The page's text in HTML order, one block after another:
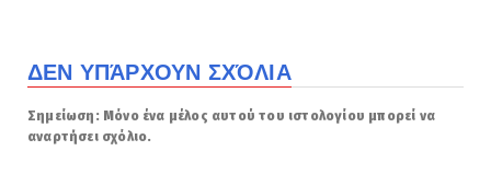
ΔΕΝ ΥΠΆΡΧΟΥΝ ΣΧΌΛΙΑ
Σημείωση: Μόνο ένα μέλος αυτού του ιστολογίου μπορεί να
αναρτήσει σχόλιο.